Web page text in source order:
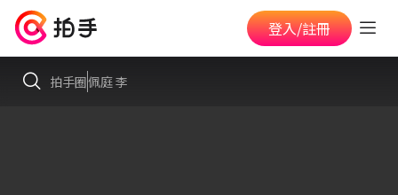
登入/註冊
拍手圈佩庭 李